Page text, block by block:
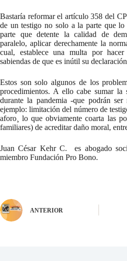
Bastaría reformar el artículo 358 del
de un testigo no solo a la parte que lo
parte que detente la calidad de
paralelo, aplicar derechamente la
cual, establece una multa por
sabiendas de que es inútil su
Estos son solo algunos de los
procedimientos. A ello cabe sumar la
durante la pandemia -que podrán
ejemplo: limitación del número de
aforo¸ lo que obviamente coarta las
familiares) de acreditar daño moral,
Juan César Kehr C. es abogado
miembro Fundación Pro Bono.
ANTERIOR